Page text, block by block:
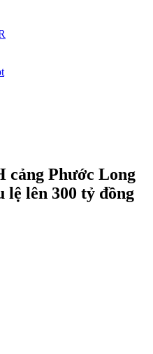
cảng Phước Long
lệ lên 300 tỷ đồng